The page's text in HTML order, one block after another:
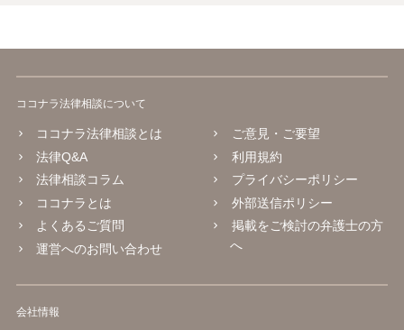
ココナラ法律相談について
ココナラ法律相談とは
法律Q&A
法律相談コラム
ココナラとは
よくあるご質問
運営へのお問い合わせ
ご意見・ご要望
利用規約
プライバシーポリシー
外部送信ポリシー
掲載をご検討の弁護士の方
へ
会社情報